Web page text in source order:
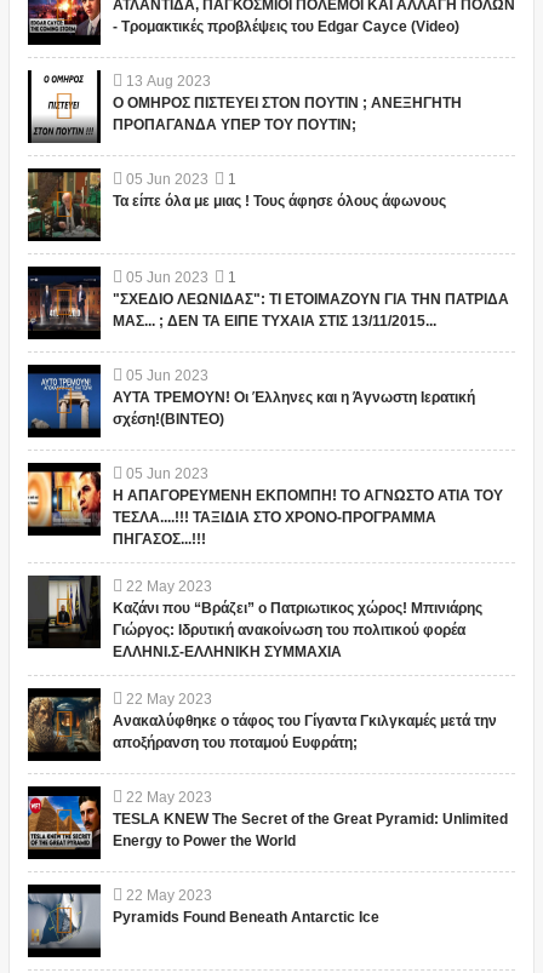
ΑΤΛΑΝΤΙΔΑ, ΠΑΓΚΟΣΜΙΟΙ ΠΟΛΕΜΟΙ ΚΑΙ ΑΛΛΑΓΗ ΠΟΛΩΝ
- Τρομακτικές προβλέψεις του Edgar Cayce (Video)
13 Aug 2023
Ο ΟΜΗΡΟΣ ΠΙΣΤΕΥΕΙ ΣΤΟΝ ΠΟΥΤΙΝ ; ΑΝΕΞΗΓΗΤΗ
ΠΡΟΠΑΓΑΝΔΑ ΥΠΕΡ ΤΟΥ ΠΟΥΤΙΝ;
05 Jun 2023
1
Τα είπε όλα με μιας ! Τους άφησε όλους άφωνους
05 Jun 2023
1
"ΣΧΕΔΙΟ ΛΕΩΝΙΔΑΣ": ΤΙ ΕΤΟΙΜΑΖΟΥΝ ΓΙΑ ΤΗΝ ΠΑΤΡΙΔΑ
ΜΑΣ... ; ΔΕΝ ΤΑ ΕΙΠΕ ΤΥΧΑΙΑ ΣΤΙΣ 13/11/2015...
05 Jun 2023
ΑΥΤΑ ΤΡΕΜΟΥΝ! Οι Έλληνες και η Άγνωστη Ιερατική
σχέση!(ΒΙΝΤΕΟ)
05 Jun 2023
Η ΑΠΑΓΟΡΕΥΜΕΝΗ ΕΚΠΟΜΠΗ! ΤΟ ΑΓΝΩΣΤΟ ΑΤΙΑ ΤΟΥ
ΤΕΣΛΑ....!!! ΤΑΞΙΔΙΑ ΣΤΟ ΧΡΟΝΟ-ΠΡΟΓΡΑΜΜΑ
ΠΗΓΑΣΟΣ...!!!
22 May 2023
Καζάνι που “Βράζει” ο Πατριωτικος χώρος! Μπινιάρης
Γιώργος: Ιδρυτική ανακοίνωση του πολιτικού φορέα
ΕΛΛΗΝΙ.Σ-ΕΛΛΗΝΙΚΗ ΣΥΜΜΑΧΙΑ
22 May 2023
Ανακαλύφθηκε ο τάφος του Γίγαντα Γκιλγκαμές μετά την
αποξήρανση του ποταμού Ευφράτη;
22 May 2023
TESLA KNEW The Secret of the Great Pyramid: Unlimited
Energy to Power the World
22 May 2023
Pyramids Found Beneath Antarctic Ice